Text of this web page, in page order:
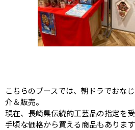
こちらのブースでは、朝ドラでおな
介＆販売。
現在、長崎県伝統的工芸品の指定を
手頃な価格から買える商品もあります